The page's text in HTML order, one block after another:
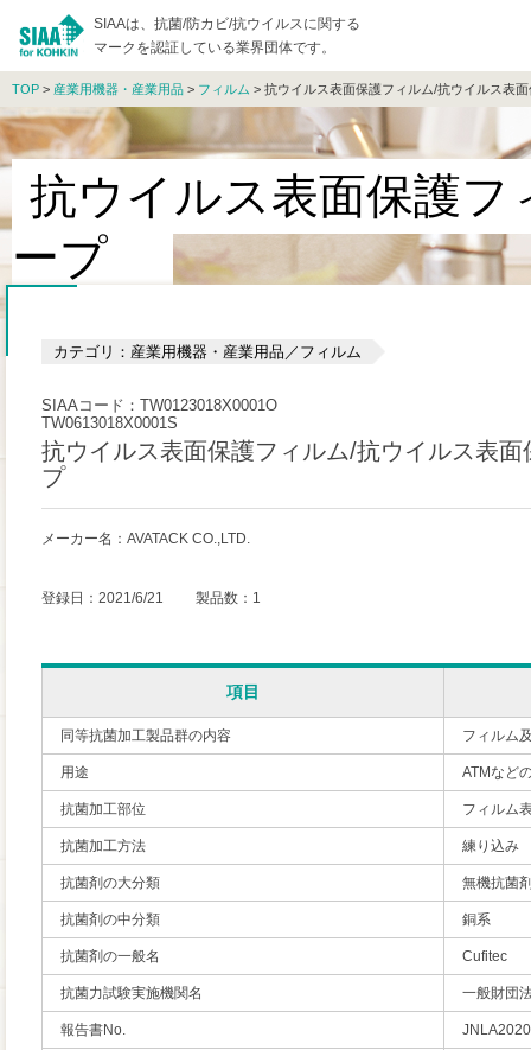
SIAAは、抗菌/防カビ/抗ウイルスに関する
マークを認証している業界団体です。
TOP > 産業用機器・産業用品 > フィルム > 抗ウイルス表面保護フィルム/抗ウイルス表
抗ウイルス表面保護
ープ
カテゴリ：産業用機器・産業用品／フィルム
SIAAコード：TW0123018X0001O
TW0613018X0001S
抗ウイルス表面保護フィルム/抗ウイルス表面
プ
メーカー名：AVATACK CO.,LTD.
登録日：2021/6/21 製品数：1
項目
同等抗菌加工製品群の内容 フィルム
用途 ATMなど
抗菌加工部位 フィルム
抗菌加工方法 練り込み
抗菌剤の大分類 無機抗菌
抗菌剤の中分類 銅系
抗菌剤の一般名 Cufitec
抗菌力試験実施機関名 一般財団
報告書No.